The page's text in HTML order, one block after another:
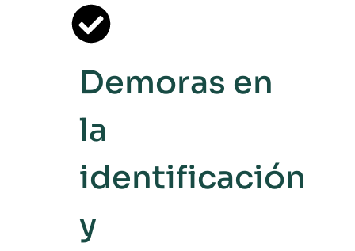
Demoras en
la
identificación
y